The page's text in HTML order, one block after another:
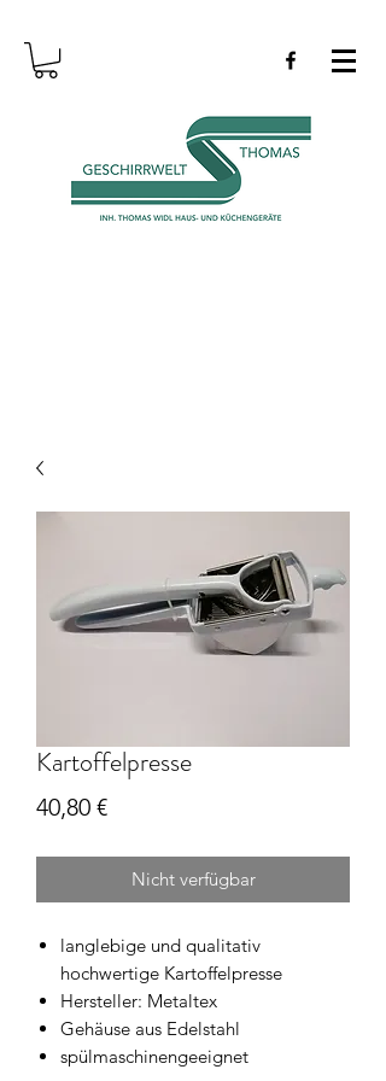
Kartoffelpresse
40,80 €Preis
Nicht verfügbar
langlebige und qualitativ
hochwertige Kartoffelpresse
Hersteller: Metaltex
Gehäuse aus Edelstahl
spülmaschinengeeignet